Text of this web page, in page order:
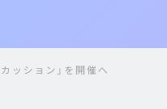
ッション」を開催へ